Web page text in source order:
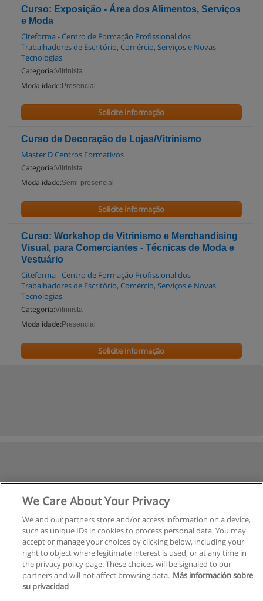
Curso: Exposição - Área dos Alimentos, Serviços
e Moda
Citeforma - Centro de Formação Profissional dos
Trabalhadores de Escritório, Comércio, Serviços e Novas
Tecnologias
Categoria:Vitrinista
Modalidade: Presencial
Solicite informação
Curso de Decoração de Lojas/Vitrinismo
Master D Centros Formativos
Categoria:Vitrinista
Modalidade:Semi-presencial
Solicite informação
Curso: Workshop de Vitrinismo e Merchandising
Visual, para Comerciantes - Técnicas de Moda e
Vestuário
Citeforma - Centro de Formação Profissional dos
Trabalhadores de Escritório, Comércio, Serviços e Novas
Tecnologias
Categoria:Vitrinista
Modalidade: Presencial
Solicite informação
We Care About Your Privacy
We and our partners store and/or access information on a device,
such as unique IDs in cookies to process personal data. You may
accept or manage your choices by clicking below, including your
right to object where legitimate interest is used, or at any time in
the privacy policy page. These choices will be signaled to our
partners and will not affect browsing data. Más información sobre
su privacidad